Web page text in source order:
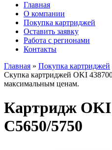
Главная
О компании
Покупка картриджей
Оставить заявку
Работа с регионами
Контакты
Главная » Покупка картриджей
Скупка картриджей OKI
максимальным ценам.
Картридж OKI
C5650/5750